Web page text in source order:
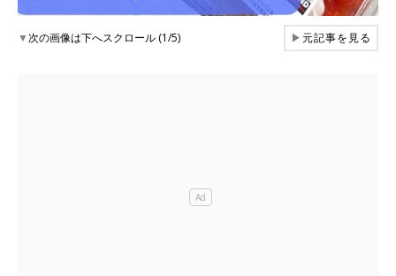
▼次の画像は下へスクロール (1/5) ▶元記事を見る